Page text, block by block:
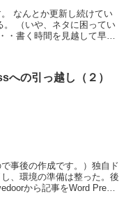
なんとか更新し続けてい
。 （いや、ネタに困ってい
・書く時間を見越して早く
への引っ越し（２）
事後の作成です。）独自ド
、環境の準備は整った。後
から記事をWord Press